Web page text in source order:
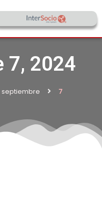
7, 2024
septiembre 7